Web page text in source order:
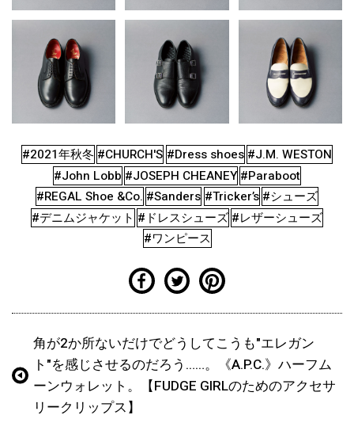
#2021年秋冬 #CHURCH'S #Dress shoes #J.M. WESTON
#John Lobb #JOSEPH CHEANEY #Paraboot
#REGAL Shoe &Co. #Sanders #Tricker’s #シューズ
#デニムジャケット #ドレスシューズ #レザーシューズ
#ワンピース
角が2か所ないだけでどうしてこうも"エレガン
ト"を感じさせるのだろう……。《A.P.C.》ハーフム
ーンウォレット。【FUDGE GIRLのためのアクセサ
リークリップス】